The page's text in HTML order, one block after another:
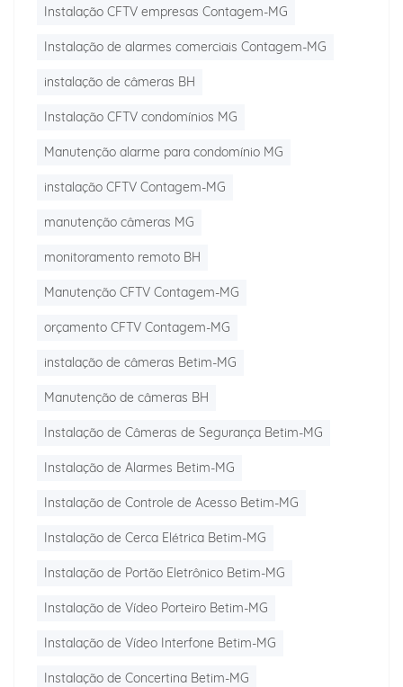
Instalação CFTV empresas Contagem-MG
Instalação de alarmes comerciais Contagem-MG
instalação de câmeras BH
Instalação CFTV condomínios MG
Manutenção alarme para condomínio MG
instalação CFTV Contagem-MG
manutenção câmeras MG
monitoramento remoto BH
Manutenção CFTV Contagem-MG
orçamento CFTV Contagem-MG
instalação de câmeras Betim-MG
Manutenção de câmeras BH
Instalação de Câmeras de Segurança Betim-MG
Instalação de Alarmes Betim-MG
Instalação de Controle de Acesso Betim-MG
Instalação de Cerca Elétrica Betim-MG
Instalação de Portão Eletrônico Betim-MG
Instalação de Vídeo Porteiro Betim-MG
Instalação de Vídeo Interfone Betim-MG
Instalação de Concertina Betim-MG